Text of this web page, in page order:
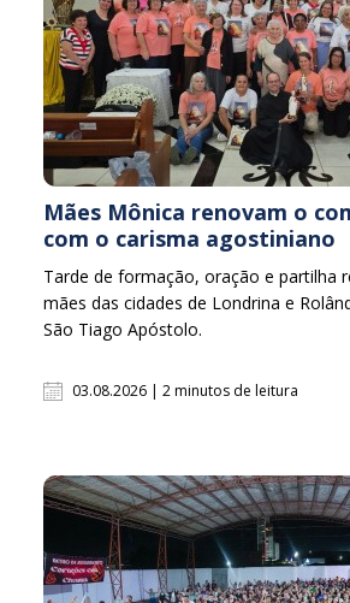
Mães Mônica renovam o
com o carisma agostiniano
Tarde de formação, oração e partilha
mães das cidades de Londrina e
São Tiago Apóstolo.
03.08.2026 | 2 minutos de leitura